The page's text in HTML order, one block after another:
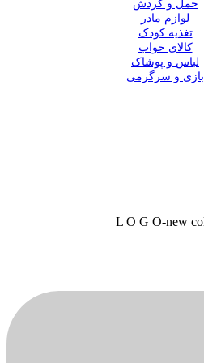
حمل و گردش
لوازم مادر
تغذیه کودک
کالای خواب
لباس و پوشاک
بازی و سرگرمی